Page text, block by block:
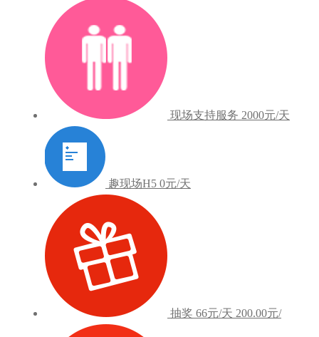
现场支持服务 2000元/天
趣现场H5 0元/天
抽奖 66元/天 200.00元/